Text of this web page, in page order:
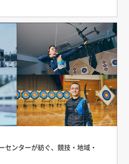
センターが紡ぐ、競技・地域・